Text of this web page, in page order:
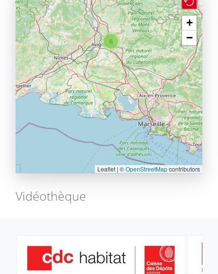
6
+
−
Leaflet | ©OpenStreetMapcontributors
Vidéothèque